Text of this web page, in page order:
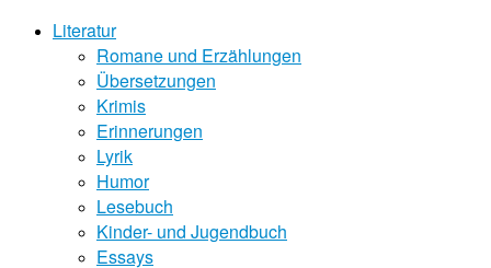
Literatur
Romane und Erzählungen
Übersetzungen
Krimis
Erinnerungen
Lyrik
Humor
Lesebuch
Kinder- und Jugendbuch
Essays